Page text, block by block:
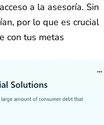
a la asesoría. Sin
por lo que es crucial
con tus metas